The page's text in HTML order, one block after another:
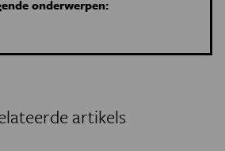
onderwerpen:
artikels